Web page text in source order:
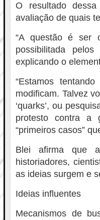
O resultado
avaliação de quais
“A questão é ser
possibilitada
explicando o
“Estamos
modificam. Talvez
‘quarks’, ou
protesto contra a
“primeiros casos”
Blei afirma que
historiadores,
as ideias surgem e
Ideias influentes
Mecanismos de